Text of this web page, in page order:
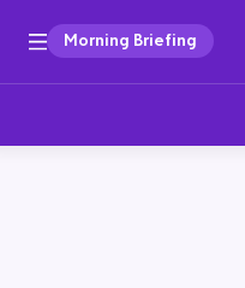
Morning Briefing